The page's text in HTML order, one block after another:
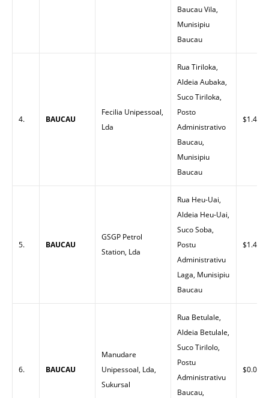
Baucau Vila,
Munisipiu
Baucau
4. BAUCAU
Fecilia Unipessoal,
Lda
Rua Tiriloka,
Aldeia Aubaka,
Suco Tiriloka,
Posto
Administrativo
Baucau,
Munisipiu
Baucau
$1.45
5. BAUCAU
GSGP Petrol
Station, Lda
Rua Heu-Uai,
Aldeia Heu-Uai,
Suco Soba,
Postu
Administrativu
Laga, Munisipiu
Baucau
$1.43
6. BAUCAU
Manudare
Unipessoal, Lda,
Sukursal
Rua Betulale,
Aldeia Betulale,
Suco Tirilolo,
Postu
Administrativu
Baucau,
$0.00